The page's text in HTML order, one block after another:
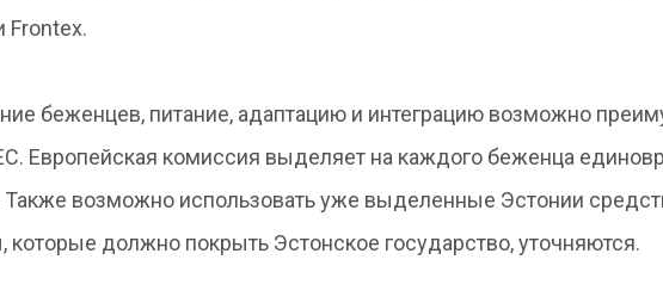
Frontex.
беженцев, питание, адаптацию и интеграцию возможно
Европейская комиссия выделяет на каждого беженца
Также возможно использовать уже выделенные Эстонии
должно покрыть Эстонское государство, уточняются.